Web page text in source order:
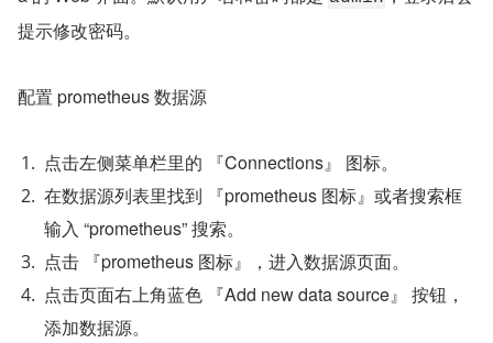
提示修改密码。
配置 prometheus 数据源
点击左侧菜单栏里的 『Connections』 图标。
在数据源列表里找到 『prometheus 图标』或者搜索框
输入 “prometheus” 搜索。
点击 『prometheus 图标』，进入数据源页面。
点击页面右上角蓝色 『Add new data source』 按钮，
添加数据源。